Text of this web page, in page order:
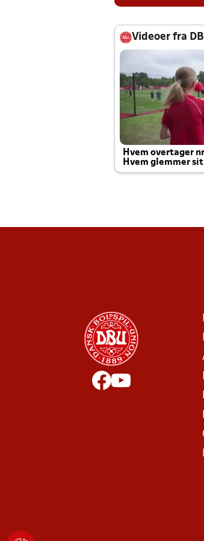
Videoer fra
Hvem overtager
Hvem glemmer
Joachim altid til